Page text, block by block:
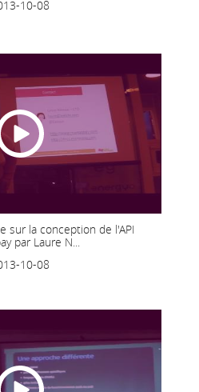
10-08
sur la conception de l'API
par Laure N...
10-08